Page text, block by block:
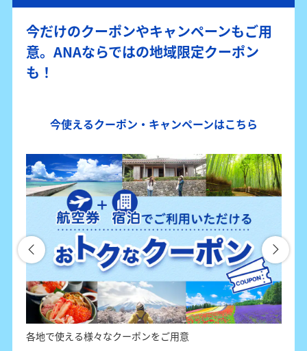
今だけのクーポンやキャンペーンもご用
意。ANAならではの地域限定クーポン
も！
今使えるクーポン・キャンペーンはこちら
日本各地の観光情報とクーポン情報